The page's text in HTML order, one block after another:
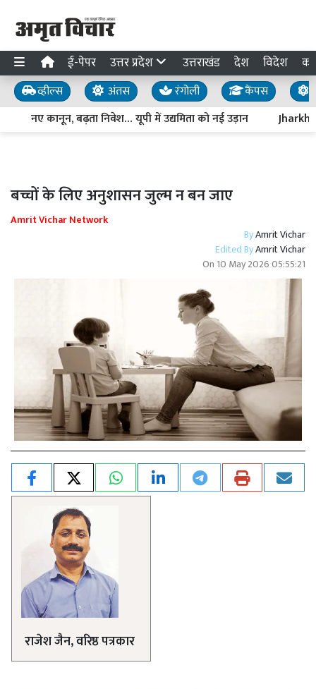
ई-पेपर उत्तर प्रदेश उत्तराखंड देश विदेश
व्हील्स अंतस रंगोली कैंपस
नए कानून, बढ़ता निवेश… यूपी में उद्यमिता को नई उड़ान
बच्चों के लिए अनुशासन जुल्म न बन जाए
Amrit Vichar Network
ByAmrit Vichar
Edited ByAmrit Vichar
On 10 May 2026 05:55:21
राजेश जैन, वरिष्ठ पत्रकार